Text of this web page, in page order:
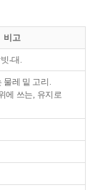
비고
-대.
물레 밑 고리.
에 쓰는, 유지로